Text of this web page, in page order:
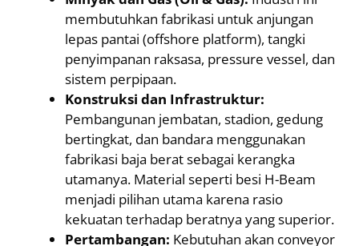
membutuhkan fabrikasi untuk anjungan
lepas pantai (offshore platform), tangki
penyimpanan raksasa, pressure vessel, dan
sistem perpipaan.
Konstruksi dan Infrastruktur:
Pembangunan jembatan, stadion, gedung
bertingkat, dan bandara menggunakan
fabrikasi baja berat sebagai kerangka
utamanya. Material seperti besi H-Beam
menjadi pilihan utama karena rasio
kekuatan terhadap beratnya yang superior.
Pertambangan: Kebutuhan akan conveyor